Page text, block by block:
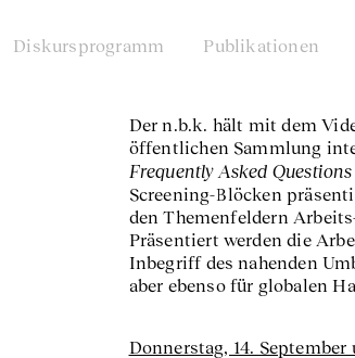
Diskursprogramm Publikationen
Der n.b.k. hält mit dem
öffentlichen Sammlung
Frequently Asked Questions
Screening-Blöcken
den Themenfeldern
Präsentiert werden die
Inbegriff des nahenden
aber ebenso für globalen
Donnerstag, 14. September